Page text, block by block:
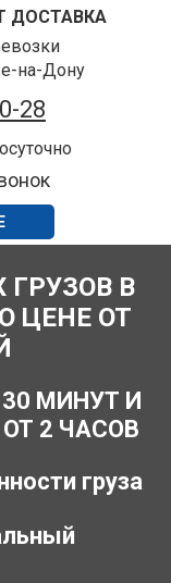
ДОСТАВКА
на-Дону
28
ГРУЗОВ В
ЦЕНЕ ОТ
МИНУТ И
2 ЧАСОВ
груза